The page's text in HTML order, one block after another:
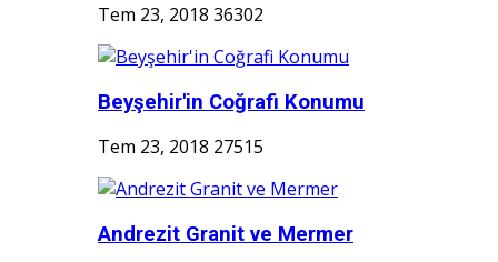
Tem 23, 2018 36302
Beyşehir'in Coğrafi Konumu
Tem 23, 2018 27515
Andrezit Granit ve Mermer